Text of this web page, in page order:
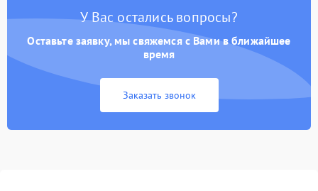
У Вас остались вопросы?
Оставьте заявку, мы свяжемся с Вами в ближайшее
время
Заказать звонок